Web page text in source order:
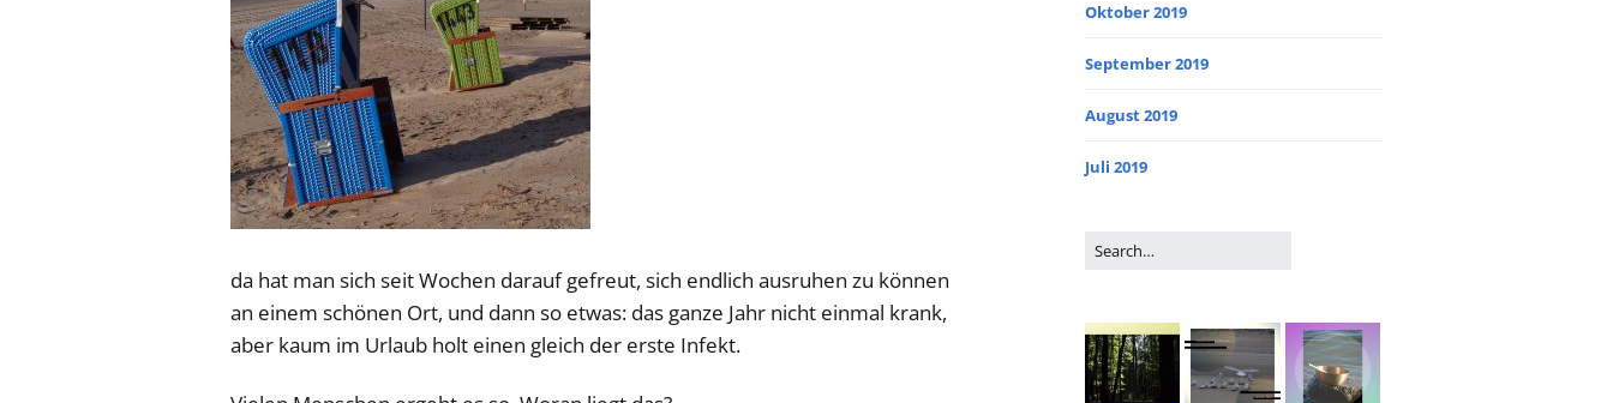
da hat man sich seit Wochen darauf gefreut, sich endlich ausruhen zu können
an einem schönen Ort, und dann so etwas: das ganze Jahr nicht einmal krank,
aber kaum im Urlaub holt einen gleich der erste Infekt.
Oktober 2019
September 2019
August 2019
Juli 2019